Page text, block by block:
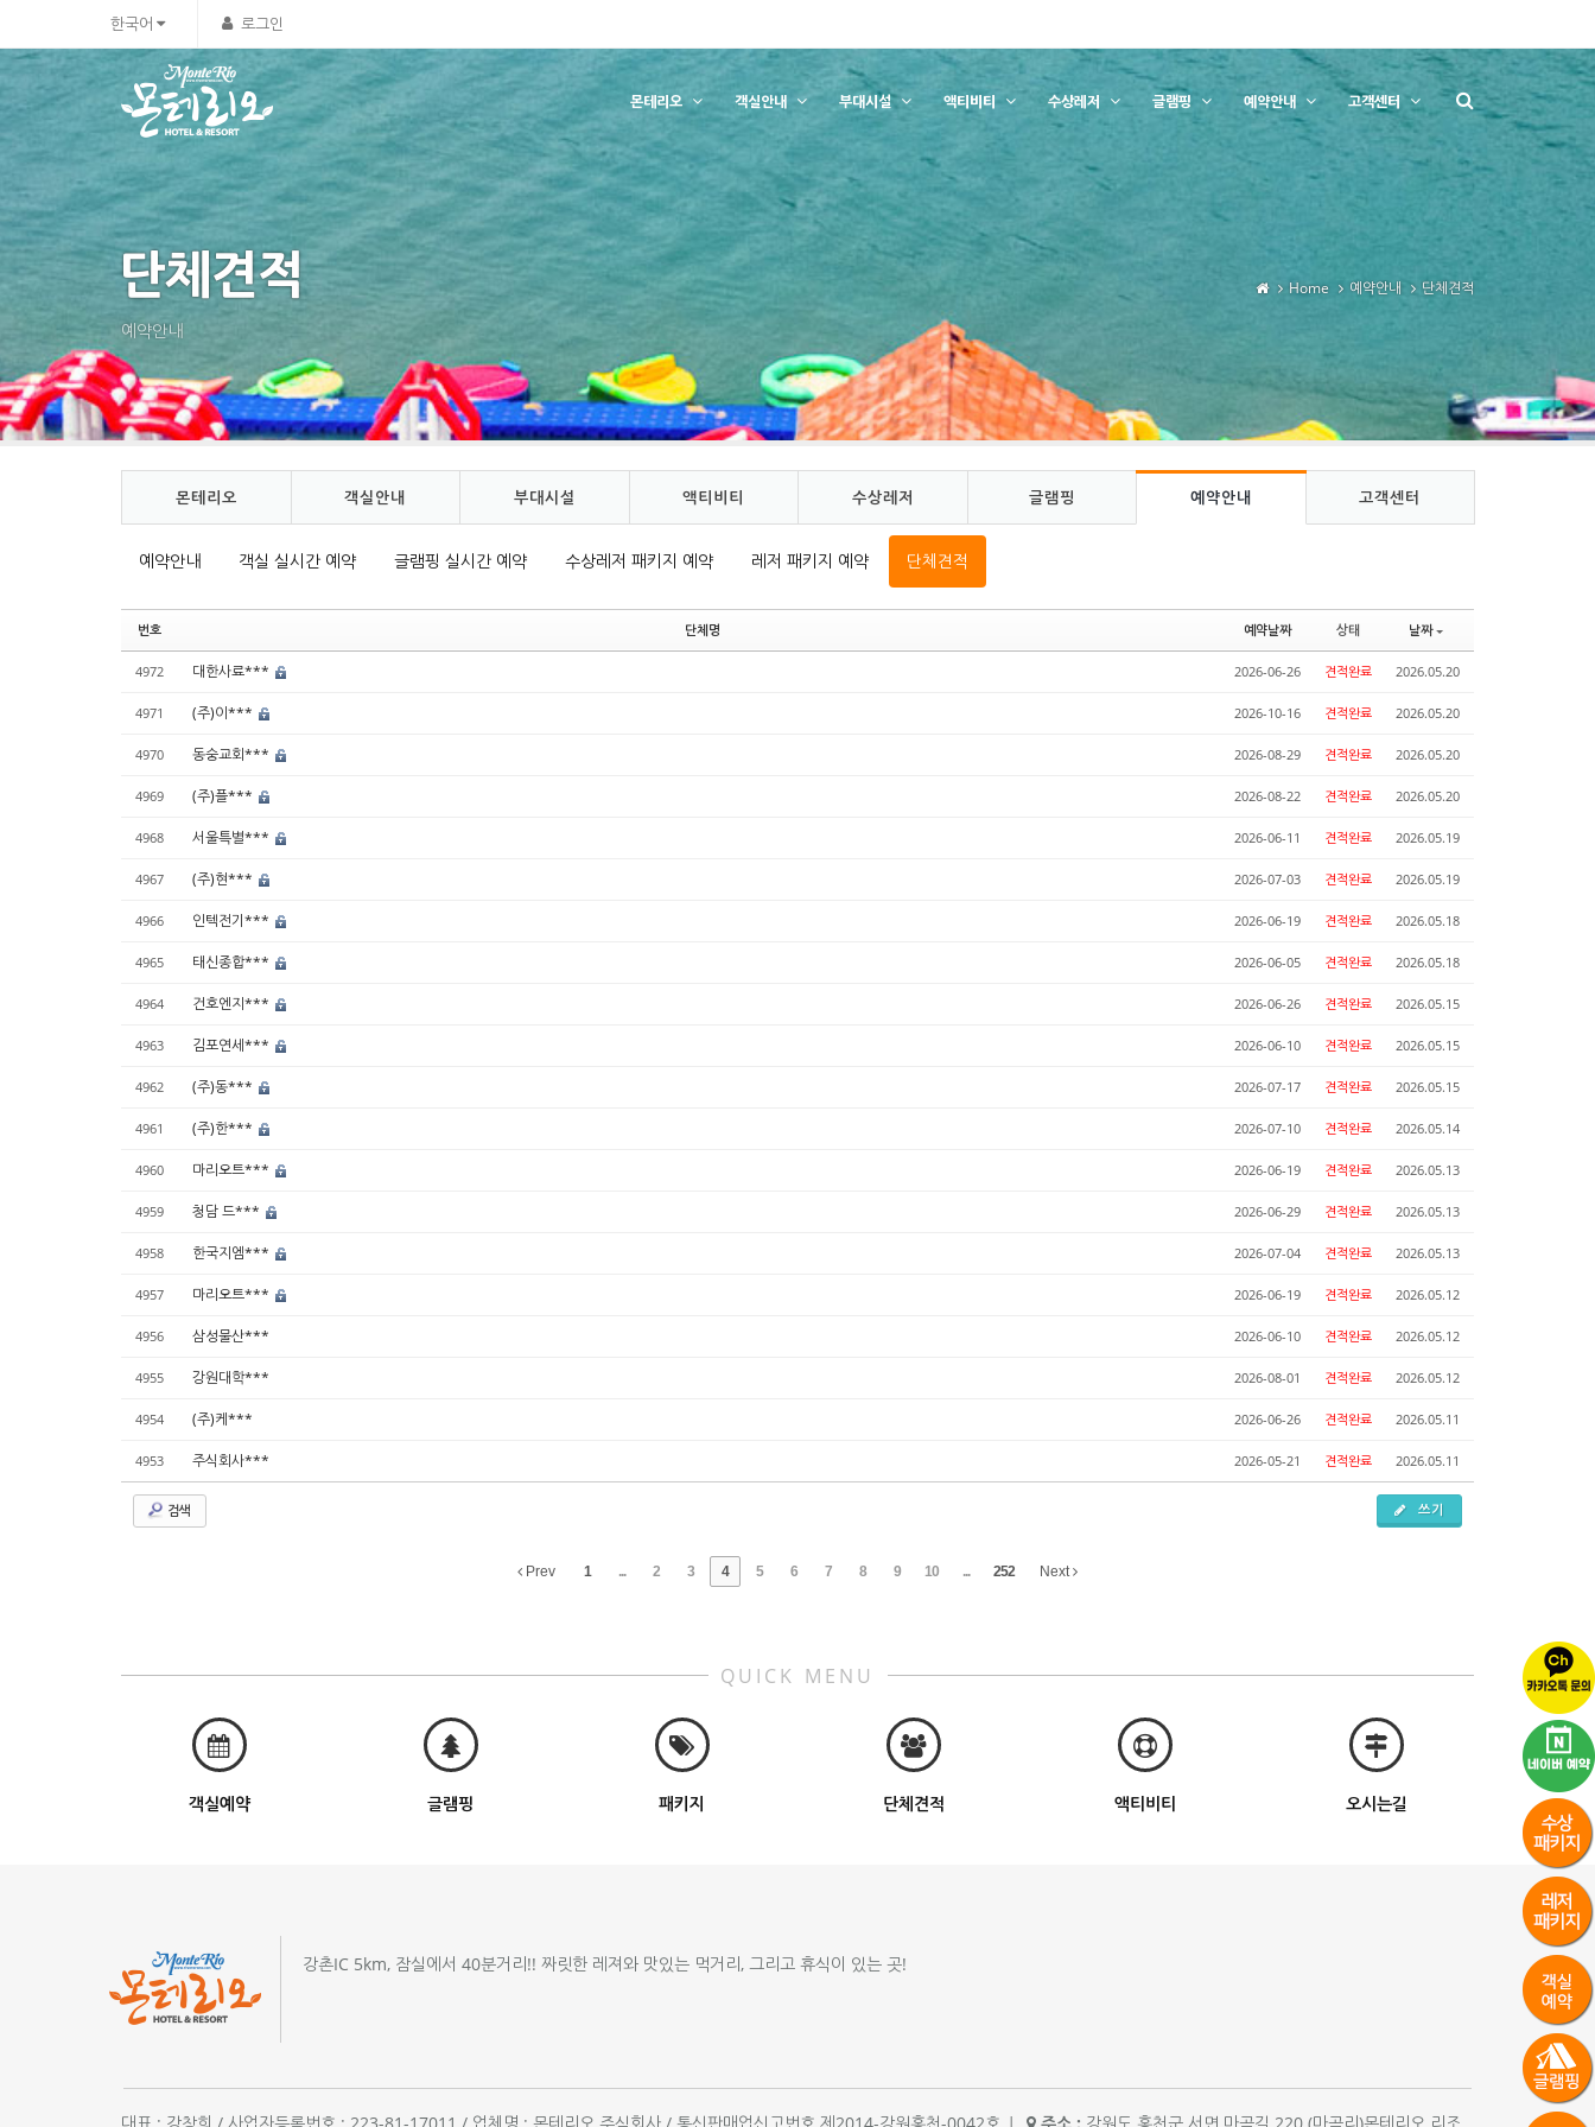
한국어 로그인
몬테리오 객실안내 부대시설 액티비티 수상레저 글램핑 예약안내 고객센터
단체견적
예약안내
Home 예약안내 단체견적
몬테리오 객실안내 부대시설 액티비티 수상레저 글램핑 예약안내 고객센터
예약안내 객실 실시간 예약 글램핑 실시간 예약 수상레저 패키지 예약 레저 패키지 예약 단체견적
번호 단체명 예약날짜 상태 날짜
4972 대한사료*** 2026-06-26 견적완료 2026.05.20
4971 (주)이*** 2026-10-16 견적완료 2026.05.20
4970 동숭교회*** 2026-08-29 견적완료 2026.05.20
4969 (주)플*** 2026-08-22 견적완료 2026.05.20
4968 서울특별*** 2026-06-11 견적완료 2026.05.19
4967 (주)현*** 2026-07-03 견적완료 2026.05.19
4966 인텍전기*** 2026-06-19 견적완료 2026.05.18
4965 태신종합*** 2026-06-05 견적완료 2026.05.18
4964 건호엔지*** 2026-06-26 견적완료 2026.05.15
4963 김포연세*** 2026-06-10 견적완료 2026.05.15
4962 (주)동*** 2026-07-17 견적완료 2026.05.15
4961 (주)한*** 2026-07-10 견적완료 2026.05.14
4960 마리오트*** 2026-06-19 견적완료 2026.05.13
4959 청담 드*** 2026-06-29 견적완료 2026.05.13
4958 한국지엠*** 2026-07-04 견적완료 2026.05.13
4957 마리오트*** 2026-06-19 견적완료 2026.05.12
4956 삼성물산*** 2026-06-10 견적완료 2026.05.12
4955 강원대학*** 2026-08-01 견적완료 2026.05.12
4954 (주)케*** 2026-06-26 견적완료 2026.05.11
4953 주식회사*** 2026-05-21 견적완료 2026.05.11
검색 쓰기
Prev 1 ... 2 3 4 5 6 7 8 9 10 ... 252 Next
QUICK MENU
객실예약 글램핑 패키지 단체견적 액티비티 오시는길
강촌IC 5km, 잠실에서 40분거리!! 짜릿한 레져와 맛있는 먹거리, 그리고 휴식이 있는 곳!
Sketchbook5, 스케치북5